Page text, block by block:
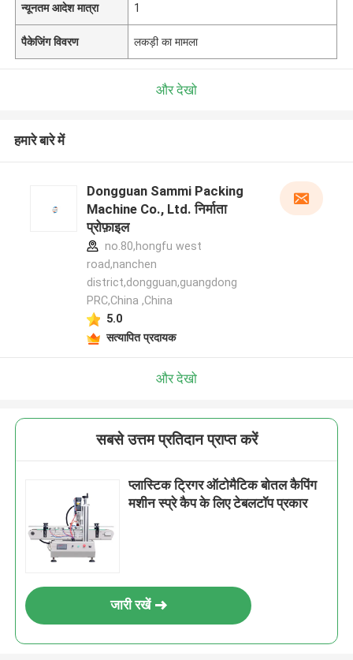
न्यूनतम आदेश मात्रा 1
पैकेजिंग विवरण लकड़ी का मामला
और देखो
हमारे बारे में
Dongguan Sammi Packing
Machine Co., Ltd. निर्माता
प्रोफ़ाइल
no.80,hongfu west
road,nanchen
district,dongguan,guangdong
PRC,China ,China
5.0
सत्यापित प्रदायक
और देखो
सबसे उत्तम प्रतिदान प्राप्त करें
प्लास्टिक ट्रिगर ऑटोमैटिक बोतल कैपिंग
मशीन स्प्रे कैप के लिए टेबलटॉप प्रकार
जारी रखें